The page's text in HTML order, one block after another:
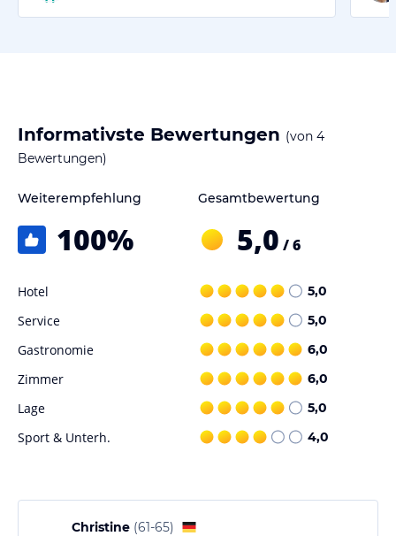
Informativste Bewertungen (von 4
Bewertungen)
Weiterempfehlung
100%
Gesamtbewertung
5,0 / 6
Hotel 5,0
Service 5,0
Gastronomie 6,0
Zimmer 6,0
Lage 5,0
Sport & Unterh. 4,0
Christine (61-65)